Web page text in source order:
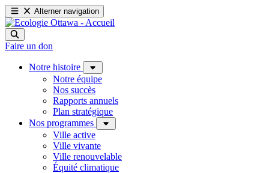
Alterner navigation
Faire un don
Notre histoire
Notre équipe
Nos succès
Rapports annuels
Plan stratégique
Nos programmes
Ville active
Ville vivante
Ville renouvelable
Équité climatique